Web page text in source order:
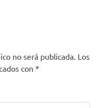
no será publicada. Los
con *